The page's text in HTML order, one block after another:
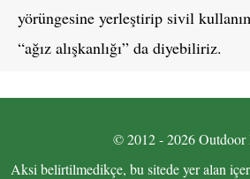
yörüngesine yerleştirip sivil
“ağız alışkanlığı” da diyebiliriz.
© 2012 - 2026 Outdoor
Aksi belirtilmedikçe, bu sitede yer alan